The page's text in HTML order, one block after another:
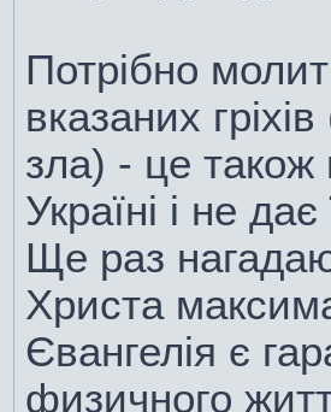
Потрібно
вказаних
зла) - це
Україні і не
Ще раз
Христа
Євангелія є
физичного